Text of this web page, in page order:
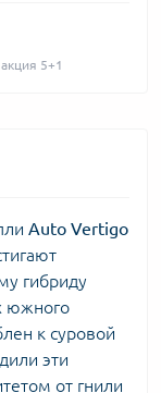
5+1
Auto Vertigo
гибриду
южного
к суровой
эти
от гнили